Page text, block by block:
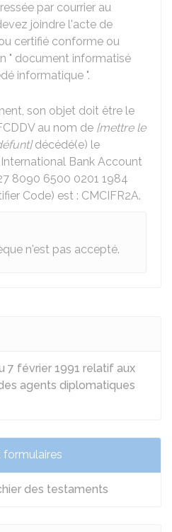
par courrier au
joindre l'acte de
certifié conforme ou
" document informatisé
informatique ".
son objet doit être le
au nom de [mettre le
décédé(e) le
Bank Account
8090 6500 0201 1984
Code) est : CMCIFR2A.
n'est pas accepté.
7 février 1991 relatif aux
agents diplomatiques
formulaires
des testaments